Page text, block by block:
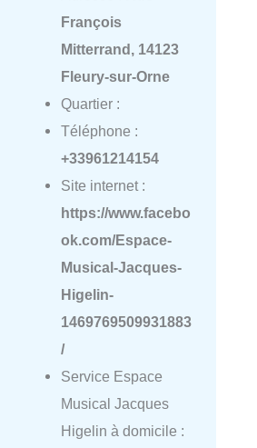
François
Mitterrand, 14123
Fleury-sur-Orne
Quartier :
Téléphone :
+33961214154
Site internet :
https://www.facebo
ok.com/Espace-
Musical-Jacques-
Higelin-
1469769509931883
/
Service Espace
Musical Jacques
Higelin à domicile :